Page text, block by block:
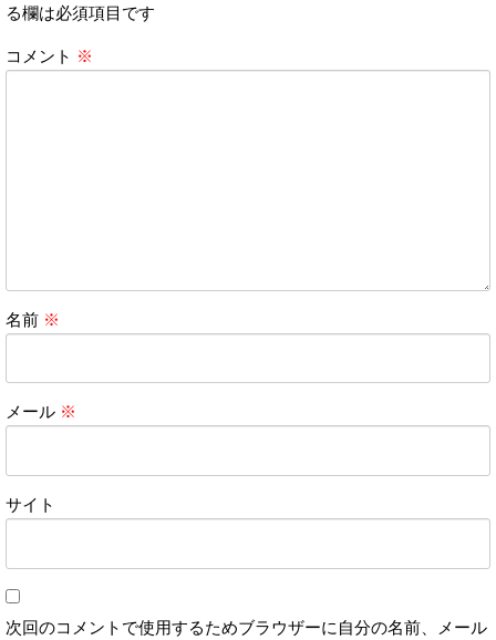
る欄は必須項目です
コメント ※
名前 ※
メール ※
サイト
次回のコメントで使用するためブラウザーに自分の名前、メール